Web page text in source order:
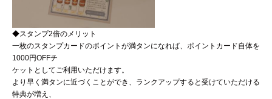
◆スタンプ2倍のメリット
一枚のスタンプカードのポイントが満タンになれば、ポイントカード自体を
1000円OFFチ
ケットとしてご利用いただけます。
より早く満タンに近づくことができ、ランクアップすると受けていただける
特典が増え、